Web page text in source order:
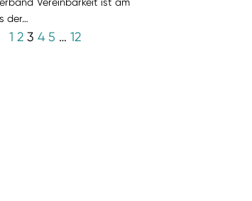
der…
1 2 3 4 5 … 12